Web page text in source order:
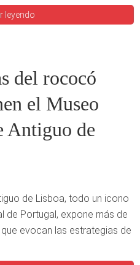
leyendo
del rococó
el Museo
Antiguo de
de Lisboa, todo un icono
de Portugal, expone más de
evocan las estrategias de